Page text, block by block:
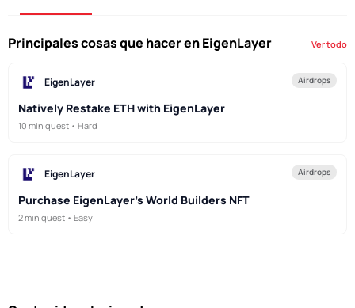
Principales cosas que hacer en EigenLayer Ver todo
Airdrops
EigenLayer
Natively Restake ETH with EigenLayer
10 min quest • Hard
Airdrops
EigenLayer
Purchase EigenLayer's World Builders NFT
2 min quest • Easy